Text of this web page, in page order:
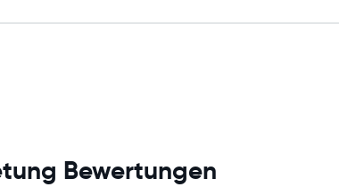
Bewertungen